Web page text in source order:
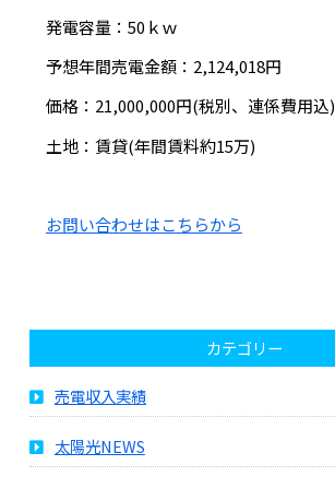
発電容量：50ｋｗ
予想年間売電金額：2,124,018円
価格：21,000,000円(税別、連係費用込)
土地：賃貸(年間賃料約15万)
お問い合わせはこちらから
カテゴリー
売電収入実績
太陽光NEWS